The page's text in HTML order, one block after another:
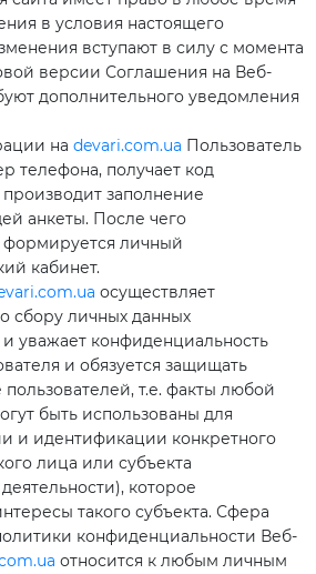
в условия настоящего
вступают в силу с момента
версии Соглашения на Веб-
дополнительного уведомления
на devari.com.ua Пользователь
телефона, получает код
заполнение
анкеты. После чего
формируется личный
кабинет.
осуществляет
сбору личных данных
и уважает конфиденциальность
и обязуется защищать
т.е. факты любой
быть использованы для
и идентификации конкретного
лица или субъекта
которое
такого субъекта. Сфера
конфиденциальности Веб-
относится к любым личным